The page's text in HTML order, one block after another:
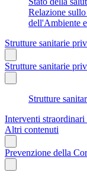
Relazione
dell'Ambiente
Strutture sanitarie
Strutture sanitarie
Strutture
Interventi straordinari
Altri contenuti
Prevenzione della